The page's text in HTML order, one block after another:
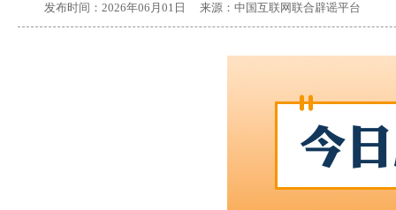
发布时间： 2026年06月01日 来源： 中国互联网联合辟谣平台